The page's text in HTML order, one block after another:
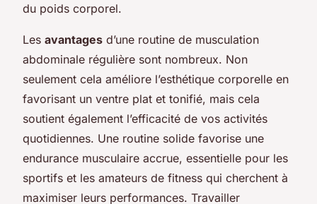
du poids corporel.
Les avantages d’une routine de musculation
abdominale régulière sont nombreux. Non
seulement cela améliore l’esthétique corporelle en
favorisant un ventre plat et tonifié, mais cela
soutient également l’efficacité de vos activités
quotidiennes. Une routine solide favorise une
endurance musculaire accrue, essentielle pour les
sportifs et les amateurs de fitness qui cherchent à
maximiser leurs performances. Travailler